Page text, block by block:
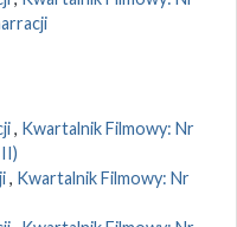
, Kwartalnik Filmowy: Nr
, Kwartalnik Filmowy: Nr